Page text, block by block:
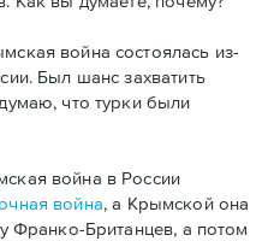
война состоялась из-
Был шанс захватить
что турки были
война в России
война, а Крымской она
Франко-Британцев, а потом